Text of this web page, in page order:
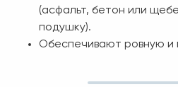
(асфальт, бетон или
подушку).
Обеспечивают ровную и